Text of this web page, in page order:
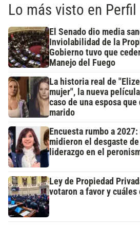
Lo más visto en Perfil
El Senado dio media
Inviolabilidad de la
Gobierno tuvo que
Manejo del Fuego
La historia real de
mujer", la nueva
caso de una esposa
marido
Encuesta rumbo a
midieron el desgaste
liderazgo en el
Ley de Propiedad
votaron a favor y cuáles